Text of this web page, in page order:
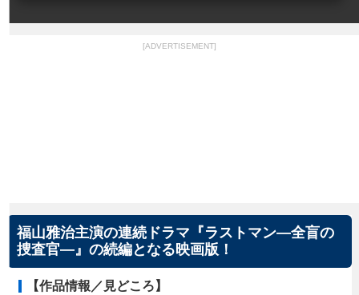
[ADVERTISEMENT]
福山雅治主演の連続ドラマ『ラストマン―全盲の
捜査官―』の続編となる映画版！
【作品情報／見どころ】